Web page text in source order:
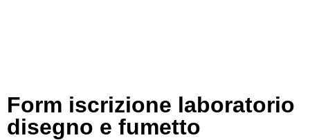
Form iscrizione laboratorio
disegno e fumetto